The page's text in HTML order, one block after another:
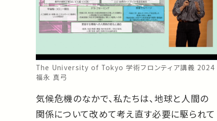
The University of Tokyo 学術フロンティア講義 2024
福永 真弓
気候危機のなかで、私たちは、地球と人間の
関係について改めて考え直す必要に駆られて